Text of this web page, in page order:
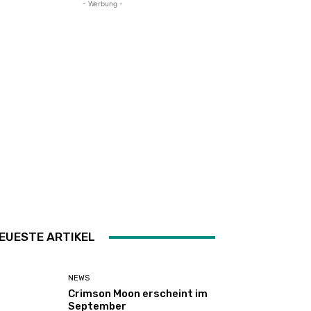
- Werbung -
ARTIKEL
NEWS
Crimson Moon erscheint im
September